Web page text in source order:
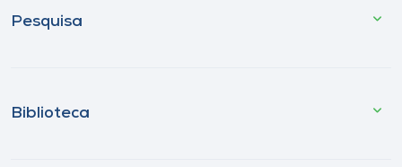
Pesquisa
Biblioteca